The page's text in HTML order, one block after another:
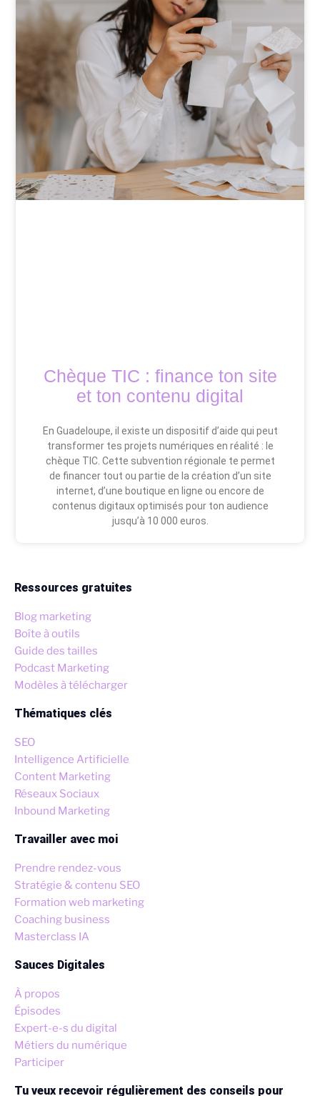
Chèque TIC : finance ton site
et ton contenu digital
En Guadeloupe, il existe un dispositif d’aide qui peut
transformer tes projets numériques en réalité : le
chèque TIC. Cette subvention régionale te permet
de financer tout ou partie de la création d’un site
internet, d’une boutique en ligne ou encore de
contenus digitaux optimisés pour ton audience
jusqu’à 10 000 euros.
Ressources gratuites
Blog marketing
Boîte à outils
Guide des tailles
Podcast Marketing
Modèles à télécharger
Thématiques clés
SEO
Intelligence Artificielle
Content Marketing
Réseaux Sociaux
Inbound Marketing
Travailler avec moi
Prendre rendez-vous
Stratégie & contenu SEO
Formation web marketing
Coaching business
Masterclass IA
Sauces Digitales
À propos
Épisodes
Expert-e-s du digital
Métiers du numérique
Participer
Tu veux recevoir régulièrement des conseils pour